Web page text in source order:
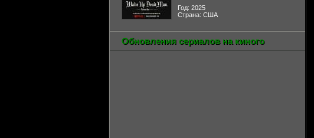
Год: 2025
Страна: США
Обновления сериалов на киного